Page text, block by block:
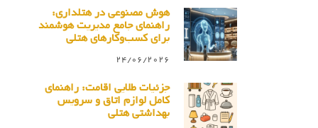
هوش مصنوعی در هتلداری:
راهنمای جامع مدیریت هوشمند
برای کسب‌وکارهای هتلی
24/06/2026
جزئیات طلایی اقامت: راهنمای
کامل لوازم اتاق و سرویس
بهداشتی هتلی